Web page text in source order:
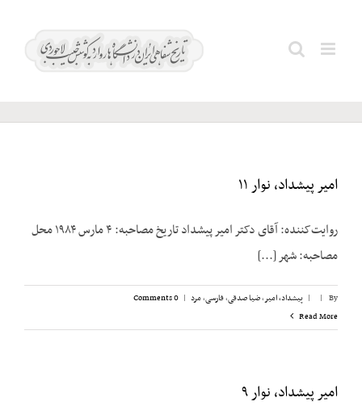
ملکی؛
امیر پیشداد، نوار ۱۱
روایت‌کننده: آقای دکتر امیر پیشداد تاریخ مصاحبه: ۴ مارس ۱۹۸۴ محل
مصاحبه: شهر [...]
By
|
| پیشداد، امیر,ضیا صدقی,فارسی,مرد |
0 Comments
Read More
امیر پیشداد، نوار ۹